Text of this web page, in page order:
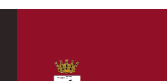
contenuto